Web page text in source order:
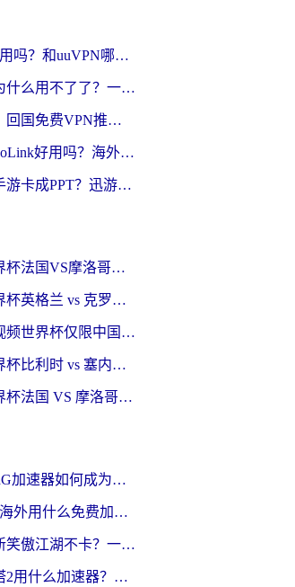
MalusVPN好用吗？和uuVPN哪个好？海外党无缝访问国内资源的真实对比与选择指南
归雁加速器为什么用不了了？一位海外游子的真实困惑与技术解答
海外党必看：回国免费VPN推荐？别踩坑！教你选对加速器无缝刷国内资源
ChickCN和GoLink好用吗？海外党如何选对回国加速器
海外玩国内手游卡成PPT？迅游和奇游手游哪个好？一篇讲透回国加速器怎么选
在国外看世界杯法国VS摩洛哥地区限制？这篇指南让你流畅看中文解说无压力
在国外看世界杯英格兰 vs 克罗地亚当前地区不可播放？这篇指南帮你搞定所有海外观赛难题
在海外看央视频世界杯仅限中国大陆？这篇指南帮你解锁中文解说+无卡顿直播
在海外看世界杯比利时 vs 塞内加尔仅限中国大陆？我找到了最流畅的中文解说之路
在国外看世界杯法国 VS 摩洛哥仅限中国大陆？海外党这样看中文解说赛事不卡顿
在澳洲，BanG加速器如何成为你国服游戏的“时光机”？
玩崩坏学园2海外用什么免费加速器好？2026海外党亲测国服游戏加速指南
国外如何玩新笑傲江湖不卡？一份给海外游子的终极网络指南
在南非玩刀塔2用什么加速器？一份给海外游子的终极生存指南